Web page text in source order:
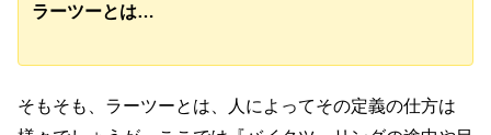
ラーツーとは…
そもそも、ラーツーとは、人によってその定義の仕方は